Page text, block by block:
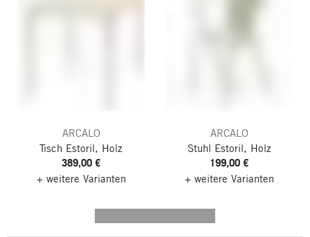
ARCALO
Tisch Estoril, Holz
389,00 €
+ weitere Varianten
ARCALO
Stuhl Estoril, Holz
199,00 €
+ weitere Varianten